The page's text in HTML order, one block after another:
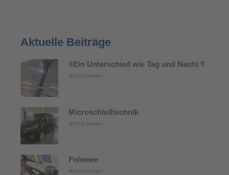
Aktuelle Beiträge
‼️Ein Unterschied wie Tag und Nacht ‼️
Weiterlesen »
Microschleiftechnik
Weiterlesen »
Folieeee
Weiterlesen »